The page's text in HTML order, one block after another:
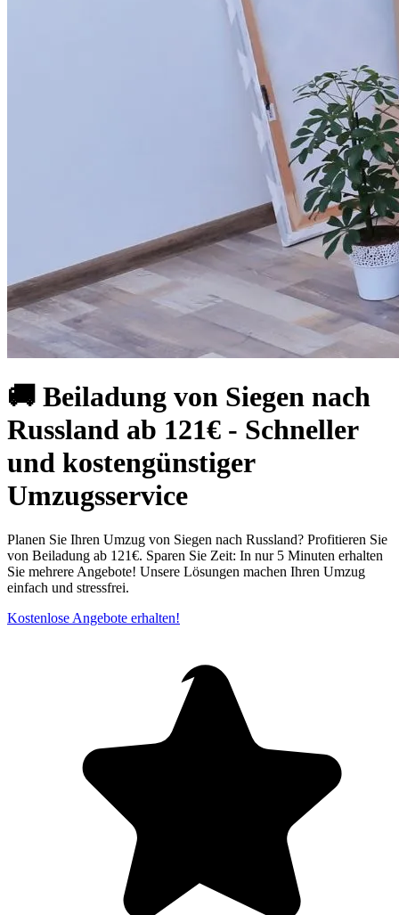
🚚 Beiladung von Siegen nach
Russland ab 121€ - Schneller
und kostengünstiger
Umzugsservice
Planen Sie Ihren Umzug von Siegen nach Russland? Profitieren Sie
von Beiladung ab 121€. Sparen Sie Zeit: In nur 5 Minuten erhalten
Sie mehrere Angebote! Unsere Lösungen machen Ihren Umzug
einfach und stressfrei.
Kostenlose Angebote erhalten!